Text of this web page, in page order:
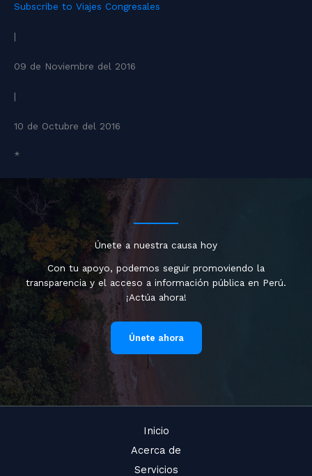
Subscribe to Viajes Congresales
|
09 de Noviembre del 2016
|
10 de Octubre del 2016
*
Únete a nuestra causa hoy
Con tu apoyo, podemos seguir promoviendo la
transparencia y el acceso a información pública en Perú.
¡Actúa ahora!
Únete ahora
Inicio
Acerca de
Servicios